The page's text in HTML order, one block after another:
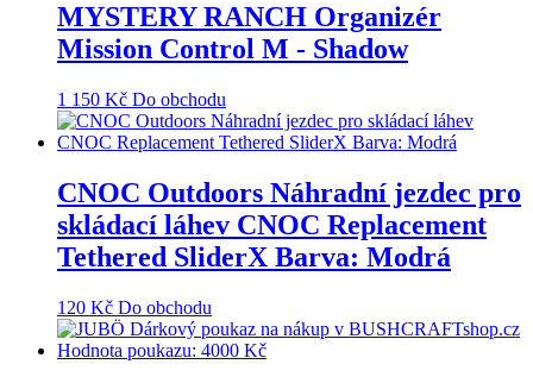
MYSTERY RANCH Organizér
Mission Control M - Shadow
1 150 Kč Do obchodu
CNOC Outdoors Náhradní jezdec pro
skládací láhev CNOC Replacement
Tethered SliderX Barva: Modrá
120 Kč Do obchodu